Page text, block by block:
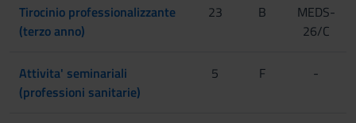
Tirocinio professionalizzante
(terzo anno)
23 B
MEDS-
26/C
Attivita' seminariali
(professioni sanitarie)
5 F -